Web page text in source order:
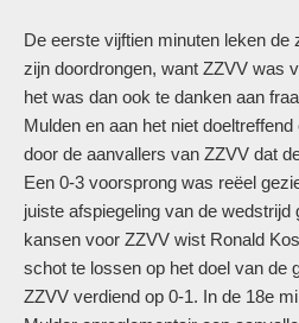
De eerste vijftien minuten leken de
zijn doordrongen, want ZZVV was
het was dan ook te danken aan
Mulden en aan het niet
door de aanvallers van ZZVV dat
Een 0-3 voorsprong was reëel
juiste afspiegeling van de wedstrijd
kansen voor ZZVV wist Ronald
schot te lossen op het doel van de
ZZVV verdiend op 0-1. In de 18e